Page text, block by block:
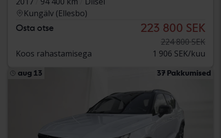
Kungälv (Ellesbo)
Osta otse 223 800 SEK
224 800 SEK
Koos rahastamisega
1 906 SEK/kuu
aug 13 37 Pakkumised